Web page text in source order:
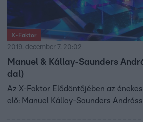
X-Faktor
2019. december 7. 20:02
Manuel & Kállay-Saunders
dal)
Az X-Faktor Elődöntőjében az
elő: Manuel Kállay-Saunders